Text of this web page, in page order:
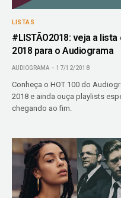
LISTAS
#LISTÃO2018: veja a
2018 para o Audiograma
AUDIOGRAMA 17/12/2018
Conheça o HOT 100 do
2018 e ainda ouça playlists
chegando ao fim.